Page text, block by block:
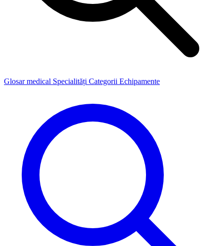
Glosar medical Specialități Categorii Echipamente